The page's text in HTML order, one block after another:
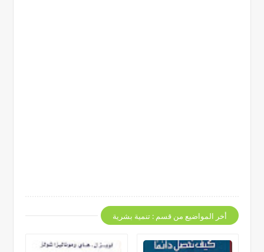
أخر المواضيع من قسم : تنمية بشرية